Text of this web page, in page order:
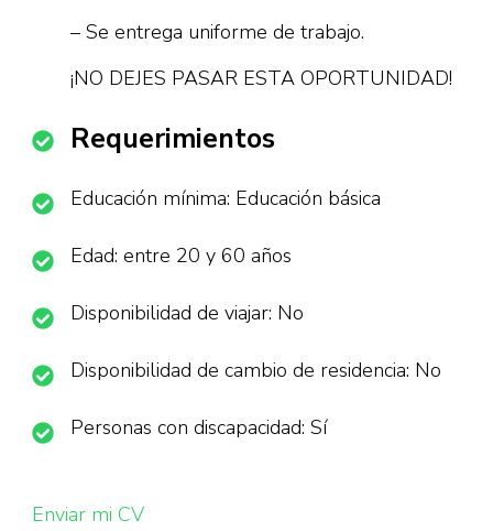
– Se entrega uniforme de trabajo.
¡NO DEJES PASAR ESTA OPORTUNIDAD!
Requerimientos
Educación mínima: Educación básica
Edad: entre 20 y 60 años
Disponibilidad de viajar: No
Disponibilidad de cambio de residencia: No
Personas con discapacidad: Sí
Enviar mi CV